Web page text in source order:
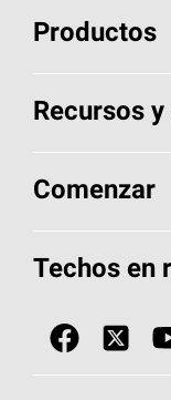
Productos
Elija sus tejas
Encuentre un
Componentes
Tecnología
Recursos y
Aspectos
Herramientas
Únase a la
Comenzar
Llame al 1-
Encuentre
Techos en